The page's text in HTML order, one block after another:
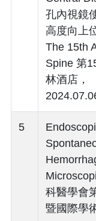
孔內視鏡
高度向上
The 15th
Spine 第
林酒店，
5
科醫學會
暨國際學